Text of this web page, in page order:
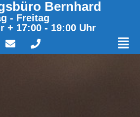
Bernhard
- Freitag
+ 17:00 - 19:00 Uhr